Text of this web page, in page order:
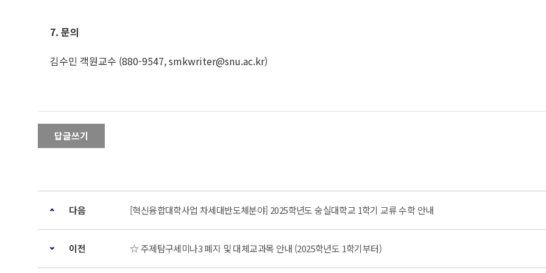
7. 문의
김수민 객원교수 (880-9547, smkwriter@snu.ac.kr)
답글쓰기
다음 [혁신융합대학사업 차세대반도체분야] 2025학년도 숭실대학교 1학기 교류 수학 안내
이전 ☆ 주제탐구세미나3 폐지 및 대체교과목 안내 (2025학년도 1학기부터)